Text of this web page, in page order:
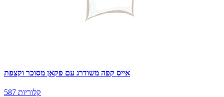
אייס קפה משודרג עם פקאן מסוכר וקצפת
587 קלוריות